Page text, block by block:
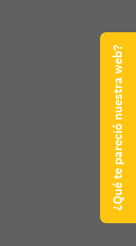
¿Qué te pareció nuestra web?